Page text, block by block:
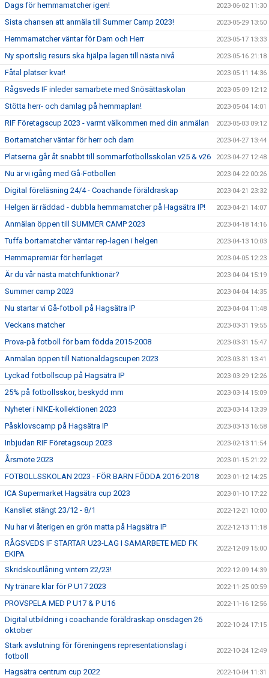
Dags för hemmamatcher igen! 2023-06-02 11:30
Sista chansen att anmäla till Summer Camp 2023! 2023-05-29 13:50
Hemmamatcher väntar för Dam och Herr 2023-05-17 13:33
Ny sportslig resurs ska hjälpa lagen till nästa nivå 2023-05-16 21:18
Fåtal platser kvar! 2023-05-11 14:36
Rågsveds IF inleder samarbete med Snösättaskolan 2023-05-09 12:12
Stötta herr- och damlag på hemmaplan! 2023-05-04 14:01
RIF Företagscup 2023 - varmt välkommen med din anmälan 2023-05-03 09:12
Bortamatcher väntar för herr och dam 2023-04-27 13:44
Platserna går åt snabbt till sommarfotbollsskolan v25 & v26 2023-04-27 12:48
Nu är vi igång med Gå-Fotbollen 2023-04-22 00:26
Digital föreläsning 24/4 - Coachande föräldraskap 2023-04-21 23:32
Helgen är räddad - dubbla hemmamatcher på Hagsätra IP! 2023-04-21 14:07
Anmälan öppen till SUMMER CAMP 2023 2023-04-18 14:16
Tuffa bortamatcher väntar rep-lagen i helgen 2023-04-13 10:03
Hemmapremiär för herrlaget 2023-04-05 12:23
Är du vår nästa matchfunktionär? 2023-04-04 15:19
Summer camp 2023 2023-04-04 14:35
Nu startar vi Gå-fotboll på Hagsätra IP 2023-04-04 11:48
Veckans matcher 2023-03-31 19:55
Prova-på fotboll för barn födda 2015-2008 2023-03-31 15:47
Anmälan öppen till Nationaldagscupen 2023 2023-03-31 13:41
Lyckad fotbollscup på Hagsätra IP 2023-03-29 12:26
25% på fotbollsskor, beskydd mm 2023-03-14 15:09
Nyheter i NIKE-kollektionen 2023 2023-03-14 13:39
Påsklovscamp på Hagsätra IP 2023-03-13 16:58
Inbjudan RIF Företagscup 2023 2023-02-13 11:54
Årsmöte 2023 2023-01-15 21:22
FOTBOLLSSKOLAN 2023 - FÖR BARN FÖDDA 2016-2018 2023-01-12 14:25
ICA Supermarket Hagsätra cup 2023 2023-01-10 17:22
Kansliet stängt 23/12 - 8/1 2022-12-21 10:00
Nu har vi återigen en grön matta på Hagsätra IP 2022-12-13 11:18
RÅGSVEDS IF STARTAR U23-LAG I SAMARBETE MED FK
EKIPA
2022-12-09 15:00
Skridskoutlåning vintern 22/23! 2022-12-09 14:39
Ny tränare klar för P U17 2023 2022-11-25 00:59
PROVSPELA MED P U17 & P U16 2022-11-16 12:56
Digital utbildning i coachande föräldraskap onsdagen 26
oktober
2022-10-24 17:15
Stark avslutning för föreningens representationslag i
fotboll
2022-10-24 12:49
Hagsätra centrum cup 2022 2022-10-04 11:31